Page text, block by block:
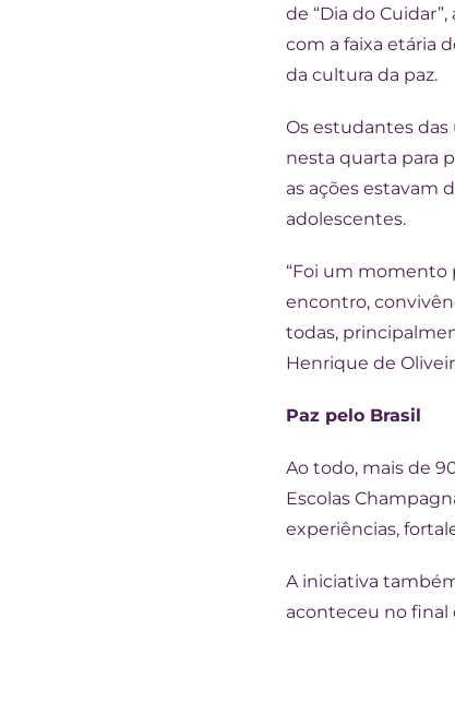
de “Dia do
com a faixa etária
da cultura da paz.
Os estudantes
nesta quarta para
as ações estavam
adolescentes.
“Foi um momento
encontro,
todas,
Henrique de
Paz pelo Brasil
Ao todo, mais de
Escolas
experiências,
A iniciativa
aconteceu no final